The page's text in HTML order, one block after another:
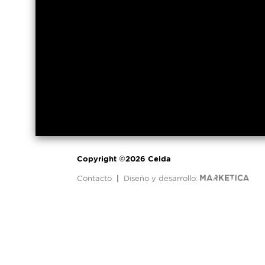
Copyright ©2026 Celda
Contacto Diseño y desarrollo: